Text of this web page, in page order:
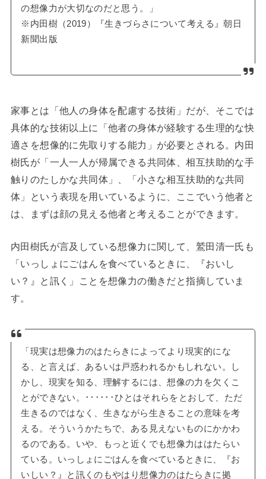
の想像力が大切なのだと思う。」
※内田樹（2019）『生きづらさについて考える』朝日
新聞出版
家事とは「他人の身体を配慮する技術」だが、そこでは
具体的な技術以上に「他者の身体が経験する生理的な快
適さを想像的に先取りする能力」が必要とされる。内田
樹氏が「一人一人が帰属できる共同体、相互扶助的な手
触りのたしかな共同体」、「小さな相互扶助的な共同
体」という表現を用いているように、ここでいう他者と
は、まずは顔の見える他者と考えることができます。
内田樹氏が言及している想像力に関して、鷲田清一氏も
「いっしょにごはんを食べているときに、『おいし
い？』と訊く」ことを想像力の働きだと指摘していま
す。
「現実は想像力のはたらきによってより現実的にな
る、と言えば、あるいは戸惑われるかもしれない。し
かし、現実を知る、理解するには、想像の力を欠くこ
とができない。･･････ひとはそれらをとおして、ただ
生きるのではなく、生きながら生きることの意味を考
える。そういうかたちで、ある見えないものにかかわ
るのである。いや、もっと近くでも想像力ははたらい
ている。いっしょにごはんを食べているときに、『お
いしい？』と訊くのもやはり想像力のはたらきに拠